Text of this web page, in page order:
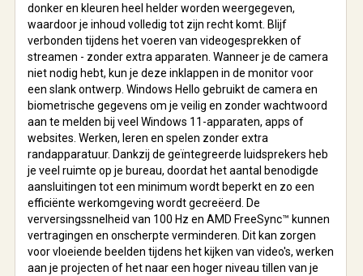
donker en kleuren heel helder worden weergegeven,
waardoor je inhoud volledig tot zijn recht komt. Blijf
verbonden tijdens het voeren van videogesprekken of
streamen - zonder extra apparaten. Wanneer je de camera
niet nodig hebt, kun je deze inklappen in de monitor voor
een slank ontwerp. Windows Hello gebruikt de camera en
biometrische gegevens om je veilig en zonder wachtwoord
aan te melden bij veel Windows 11-apparaten, apps of
websites. Werken, leren en spelen zonder extra
randapparatuur. Dankzij de geïntegreerde luidsprekers heb
je veel ruimte op je bureau, doordat het aantal benodigde
aansluitingen tot een minimum wordt beperkt en zo een
efficiënte werkomgeving wordt gecreëerd. De
verversingssnelheid van 100 Hz en AMD FreeSync™ kunnen
vertragingen en onscherpte verminderen. Dit kan zorgen
voor vloeiende beelden tijdens het kijken van video's, werken
aan je projecten of het naar een hoger niveau tillen van je